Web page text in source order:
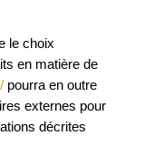
le choix
en matière de
pourra en outre
externes pour
décrites